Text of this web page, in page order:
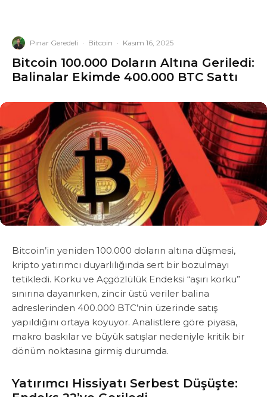
Pınar Geredeli · Bitcoin · Kasım 16, 2025
Bitcoin 100.000 Doların Altına Geriledi:
Balinalar Ekimde 400.000 BTC Sattı
Bitcoin’in yeniden 100.000 doların altına düşmesi,
kripto yatırımcı duyarlılığında sert bir bozulmayı
tetikledi. Korku ve Açgözlülük Endeksi “aşırı korku”
sınırına dayanırken, zincir üstü veriler balina
adreslerinden 400.000 BTC’nin üzerinde satış
yapıldığını ortaya koyuyor. Analistlere göre piyasa,
makro baskılar ve büyük satışlar nedeniyle kritik bir
dönüm noktasına girmiş durumda.
Yatırımcı Hissiyatı Serbest Düşüşte: